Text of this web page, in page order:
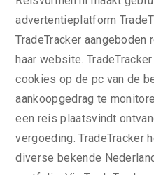
advertentieplatform
TradeTracker
haar website.
cookies op de pc van de
aankoopgedrag te
een reis plaatsvindt
vergoeding. TradeTracker
diverse bekende